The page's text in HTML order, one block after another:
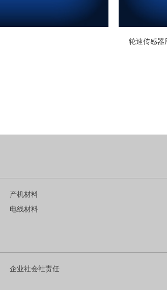
轮速传感器
产机材料
电线材料
企业社会社责任